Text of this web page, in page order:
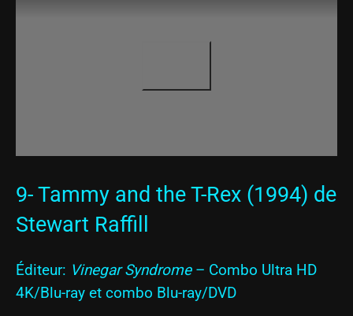
9- Tammy and the T-Rex (1994) de
Stewart Raffill
Éditeur: Vinegar Syndrome– Combo Ultra HD
4K/Blu-ray et combo Blu-ray/DVD